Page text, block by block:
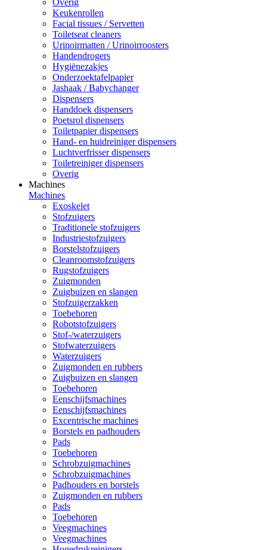
Keukenrollen
Facial tissues / Servetten
Toiletseat cleaners
Urinoirmatten / Urinoirroosters
Handendrogers
Hygiënezakjes
Onderzoektafelpapier
Jashaak / Babychanger
Dispensers
Handdoek dispensers
Poetsrol dispensers
Toiletpapier dispensers
Hand- en huidreiniger dispensers
Luchtverfrisser dispensers
Toiletreiniger dispensers
Overig
Machines
Machines
Exoskelet
Stofzuigers
Traditionele stofzuigers
Industriestofzuigers
Borstelstofzuigers
Cleanroomstofzuigers
Rugstofzuigers
Zuigmonden
Zuigbuizen en slangen
Stofzuigerzakken
Toebehoren
Robotstofzuigers
Stof-/waterzuigers
Stofwaterzuigers
Waterzuigers
Zuigmonden en rubbers
Zuigbuizen en slangen
Toebehoren
Eenschijfsmachines
Eenschijfsmachines
Excentrische machines
Borstels en padhouders
Pads
Toebehoren
Schrobzuigmachines
Schrobzuigmachines
Padhouders en borstels
Zuigmonden en rubbers
Pads
Toebehoren
Veegmachines
Veegmachines